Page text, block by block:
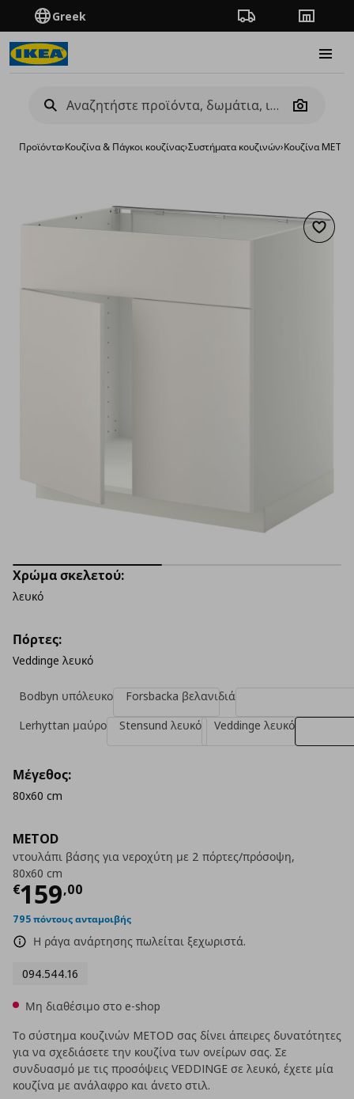
Greek Πορεία παραγγελίας
Camera
Προϊόντα›Κουζίνα & Πάγκοι κουζίνας›Συστήματα κουζινών›Κουζίνα
METOD
ντουλάπι βάσης για νεροχύτη με 2 πόρτες/πρόσοψη,
80x60 cm
€159,00
Τρέχουσα τιμή
795 πόντους ανταμοιβής
Η ράγα ανάρτησης πωλείται ξεχωριστά.
094.544.16
Χρώμα σκελετού:
λευκό
Πόρτες:
Veddinge λευκό
Bodbyn υπόλευκο
Forsbacka βελανιδιά
Lerhyttan μαύρο
Stensund λευκό Veddinge λευκό
Μέγεθος:
80x60 cm
Μη διαθέσιμο στο e-shop
Το σύστημα κουζινών METOD σας δίνει άπειρες δυνατότητες
για να σχεδιάσετε την κουζίνα των ονείρων σας. Σε
συνδυασμό με τις προσόψεις VEDDINGE σε λευκό, έχετε μία
κουζίνα με ανάλαφρο και άνετο στιλ.